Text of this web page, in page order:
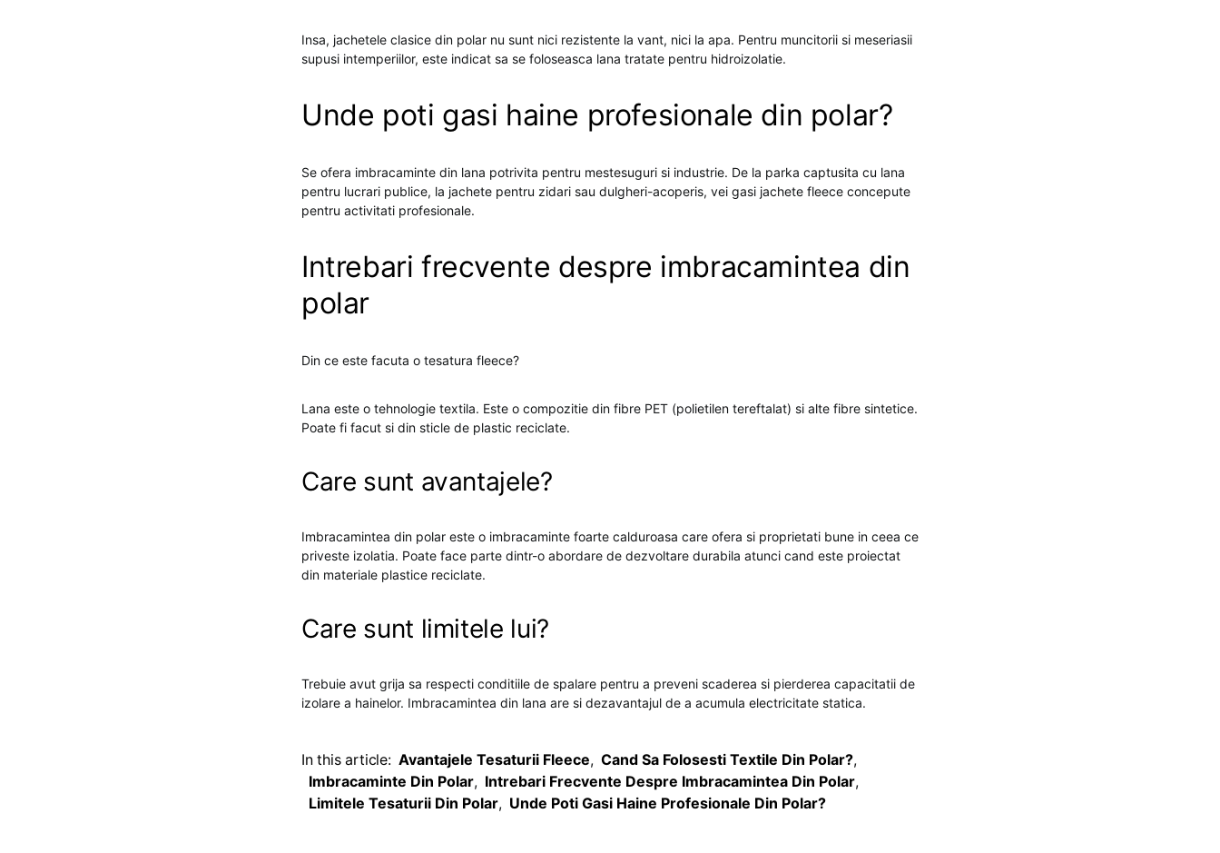
Insa, jachetele clasice din polar nu sunt nici rezistente la vant, nici la apa. Pentru muncitorii si meseriasii
supusi intemperiilor, este indicat sa se foloseasca lana tratate pentru hidroizolatie.
Unde poti gasi haine profesionale din polar?
Se ofera imbracaminte din lana potrivita pentru mestesuguri si industrie. De la parka captusita cu lana
pentru lucrari publice, la jachete pentru zidari sau dulgheri-acoperis, vei gasi jachete fleece concepute
pentru activitati profesionale.
Intrebari frecvente despre imbracamintea din
polar
Din ce este facuta o tesatura fleece?
Lana este o tehnologie textila. Este o compozitie din fibre PET (polietilen tereftalat) si alte fibre sintetice.
Poate fi facut si din sticle de plastic reciclate.
Care sunt avantajele?
Imbracamintea din polar este o imbracaminte foarte calduroasa care ofera si proprietati bune in ceea ce
priveste izolatia. Poate face parte dintr-o abordare de dezvoltare durabila atunci cand este proiectat
din materiale plastice reciclate.
Care sunt limitele lui?
Trebuie avut grija sa respecti conditiile de spalare pentru a preveni scaderea si pierderea capacitatii de
izolare a hainelor. Imbracamintea din lana are si dezavantajul de a acumula electricitate statica.
In this article: Avantajele Tesaturii Fleece, Cand Sa Folosesti Textile Din Polar?,
Imbracaminte Din Polar, Intrebari Frecvente Despre Imbracamintea Din Polar,
Limitele Tesaturii Din Polar, Unde Poti Gasi Haine Profesionale Din Polar?